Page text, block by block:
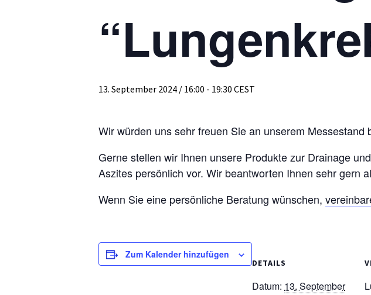
13. September 2024 / 16:00 - 19:30 CEST
Wir würden uns sehr freuen Sie an unserem Messestand
Gerne stellen wir Ihnen unsere Produkte zur Drainage
Aszites persönlich vor. Wir beantworten Ihnen sehr gern
Wenn Sie eine persönliche Beratung wünschen,
Zum Kalender hinzufügen
DETAILS
Datum: 13. September